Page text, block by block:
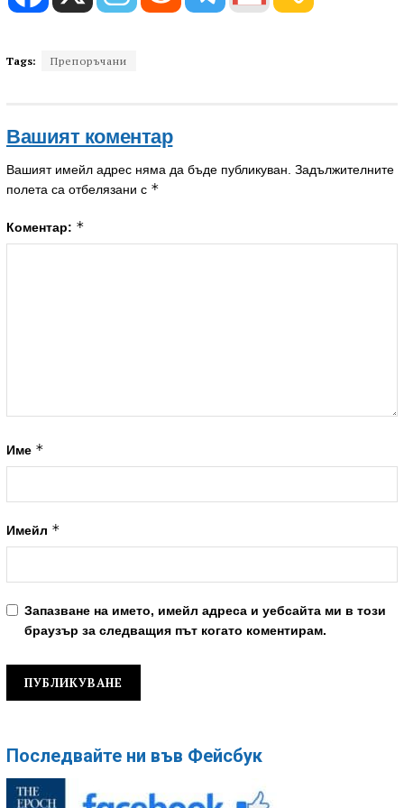
Tags: Препоръчани
Вашият коментар
Вашият имейл адрес няма да бъде публикуван. Задължителните
полета са отбелязани с *
Коментар: *
Име *
Имейл *
Запазване на името, имейл адреса и уебсайта ми в този
браузър за следващия път когато коментирам.
Последвайте ни във Фейсбук